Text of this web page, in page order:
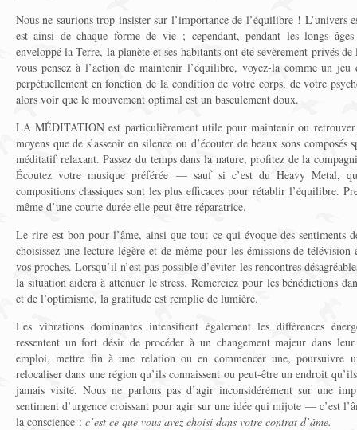
Nous ne saurions trop insister sur l’importance de l’équilibre ! L’univers
est ainsi de chaque forme de vie ; cependant, pendant les longs
enveloppé la Terre, la planète et ses habitants ont été sévèrement privés
vous pensez à l’action de maintenir l’équilibre, voyez-la comme un jeu
perpétuellement en fonction de la condition de votre corps, de votre
alors voir que le mouvement optimal est un basculement doux.
LA MÉDITATION est particulièrement utile pour maintenir ou
moyens que de s’asseoir en silence ou d’écouter de beaux sons
méditatif relaxant. Passez du temps dans la nature, profitez de la
Écoutez votre musique préférée — sauf si c’est du Heavy Metal,
compositions classiques sont les plus efficaces pour rétablir l’équilibre.
même d’une courte durée elle peut être réparatrice.
Le rire est bon pour l’âme, ainsi que tout ce qui évoque des sentiments
choisissez une lecture légère et de même pour les émissions de
vos proches. Lorsqu’il n’est pas possible d’éviter les rencontres
la situation aidera à atténuer le stress. Remerciez pour les bénédictions
et de l’optimisme, la gratitude est remplie de lumière.
Les vibrations dominantes intensifient également les différences
ressentent un fort désir de procéder à un changement majeur dans
emploi, mettre fin à une relation ou en commencer une, poursuivre
relocaliser dans une région qu’ils connaissent ou peut-être un endroit
jamais visité. Nous ne parlons pas d’agir inconsidérément sur une
sentiment d’urgence croissant pour agir sur une idée qui mijote — c’est
la conscience : c’est ce que vous avez choisi dans votre contrat d’âme.